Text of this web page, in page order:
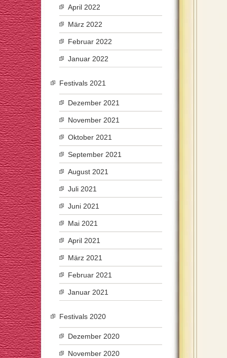
April 2022
März 2022
Februar 2022
Januar 2022
Festivals 2021
Dezember 2021
November 2021
Oktober 2021
September 2021
August 2021
Juli 2021
Juni 2021
Mai 2021
April 2021
März 2021
Februar 2021
Januar 2021
Festivals 2020
Dezember 2020
November 2020